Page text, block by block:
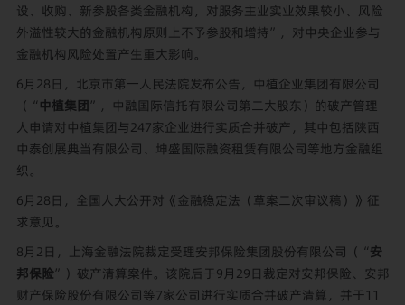
设、收购、新参股各类金融机构，对服务主业实业效果较小、风险
外溢性较大的金融机构原则上不予参股和增持”，对中央企业参与
金融机构风险处置产生重大影响。
6月28日，北京市第一人民法院发布公告，中植企业集团有限公司
（“ 中植集团”，中融国际信托有限公司第二大股东）的破产管理
人申请对中植集团与247家企业进行实质合并破产，其中包括陕西
中泰创展典当有限公司、坤盛国际融资租赁有限公司等地方金融组
织。
6月28日，全国人大公开对《金融稳定法（草案二次审议稿）》征
求意见。
8月2日，上海金融法院裁定受理安邦保险集团股份有限公司（“安
邦保险”）破产清算案件。该院后于9月29日裁定对安邦保险、安邦
财产保险股份有限公司等7家公司进行实质合并破产清算，并于11